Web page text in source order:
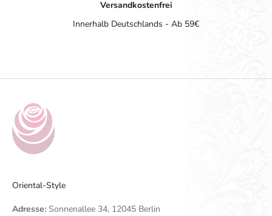
Versandkostenfrei
Innerhalb Deutschlands - Ab 59€
Oriental-Style
Adresse: Sonnenallee 34, 12045 Berlin